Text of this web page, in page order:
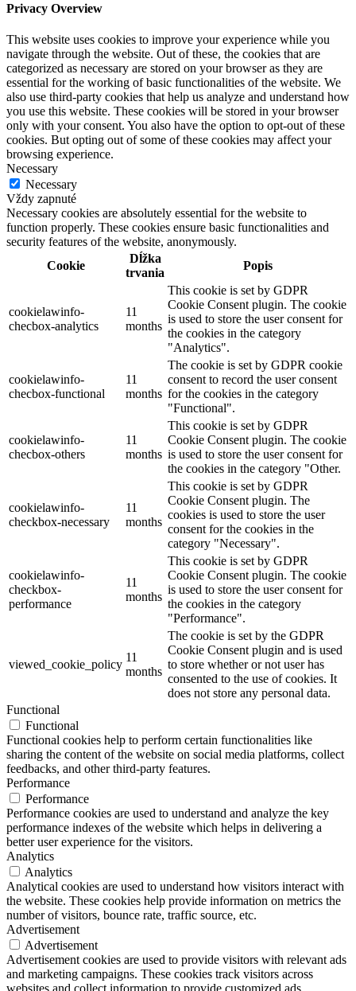
Privacy Overview
This website uses cookies to improve your experience while you
navigate through the website. Out of these, the cookies that are
categorized as necessary are stored on your browser as they are
essential for the working of basic functionalities of the website. We
also use third-party cookies that help us analyze and understand how
you use this website. These cookies will be stored in your browser
only with your consent. You also have the option to opt-out of these
cookies. But opting out of some of these cookies may affect your
browsing experience.
Necessary
Necessary
Vždy zapnuté
Necessary cookies are absolutely essential for the website to
function properly. These cookies ensure basic functionalities and
security features of the website, anonymously.
Cookie
Dĺžka
trvania
Popis
cookielawinfo-
checbox-analytics
11
months
This cookie is set by GDPR
Cookie Consent plugin. The cookie
is used to store the user consent for
the cookies in the category
"Analytics".
cookielawinfo-
checbox-functional
11
months
The cookie is set by GDPR cookie
consent to record the user consent
for the cookies in the category
"Functional".
cookielawinfo-
checbox-others
11
months
This cookie is set by GDPR
Cookie Consent plugin. The cookie
is used to store the user consent for
the cookies in the category "Other.
cookielawinfo-
checkbox-necessary
11
months
This cookie is set by GDPR
Cookie Consent plugin. The
cookies is used to store the user
consent for the cookies in the
category "Necessary".
cookielawinfo-
checkbox-
performance
11
months
This cookie is set by GDPR
Cookie Consent plugin. The cookie
is used to store the user consent for
the cookies in the category
"Performance".
viewed_cookie_policy
11
months
The cookie is set by the GDPR
Cookie Consent plugin and is used
to store whether or not user has
consented to the use of cookies. It
does not store any personal data.
Functional
Functional
Functional cookies help to perform certain functionalities like
sharing the content of the website on social media platforms, collect
feedbacks, and other third-party features.
Performance
Performance
Performance cookies are used to understand and analyze the key
performance indexes of the website which helps in delivering a
better user experience for the visitors.
Analytics
Analytics
Analytical cookies are used to understand how visitors interact with
the website. These cookies help provide information on metrics the
number of visitors, bounce rate, traffic source, etc.
Advertisement
Advertisement
Advertisement cookies are used to provide visitors with relevant ads
and marketing campaigns. These cookies track visitors across
websites and collect information to provide customized ads.